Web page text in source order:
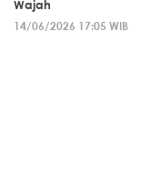
Wajah
14/06/2026 17:05 WIB